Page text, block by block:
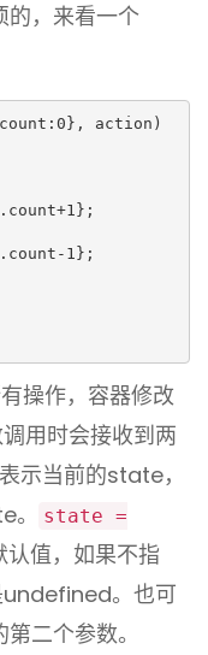
，来看一个
action)
操作，容器修改
用时会接收到两
当前的state，
state =
值，如果不指
。也可
二个参数。